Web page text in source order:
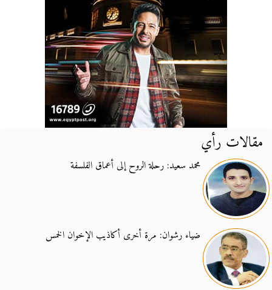
مقالات رأي
محمد سعيد: رحلة الروح إلى أعماق الفلسفة
ضياء رشوان: مرة أخرى أكاذيب الإخوان الخمس